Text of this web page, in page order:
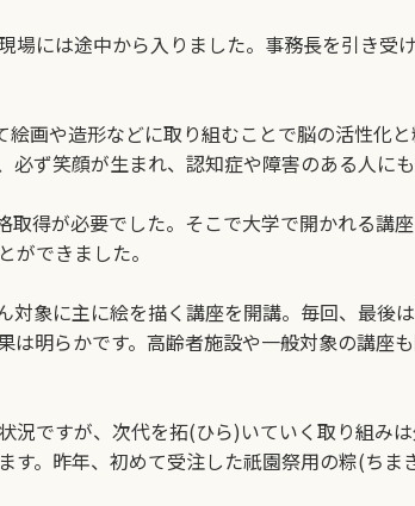
には途中から入りました。事務長を引き受
画や造形などに取り組むことで脳の活性化
ず笑顔が生まれ、認知症や障害のある人にも
得が必要でした。そこで大学で開かれる講
できました。
象に主に絵を描く講座を開講。毎回、最後
明らかです。高齢者施設や一般対象の講座
ですが、次代を拓(ひら)いていく取り組み
。昨年、初めて受注した祇園祭用の粽(ちま